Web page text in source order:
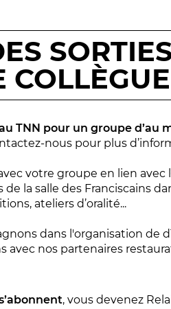
TNN pour un groupe d’au
nous pour plus
votre groupe en lien avec
la salle des Franciscains
ateliers d’oralité...
dans l'organisation de
avec nos partenaires
, vous devenez